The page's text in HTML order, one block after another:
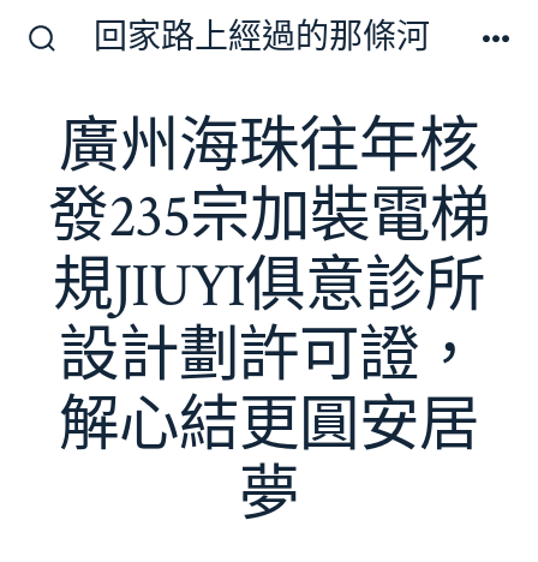
切
換
開
關
回家路上經過的那條河
廣州海珠往年核
發235宗加裝電梯
規JIUYI俱意診所
設計劃許可證，
解心結更圓安居
夢